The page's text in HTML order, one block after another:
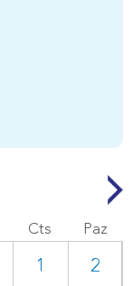
Cts Paz
1 2